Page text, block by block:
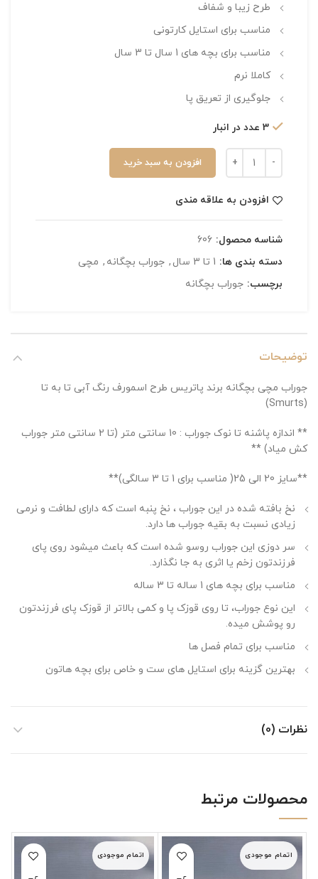
طرح زیبا و شفاف
مناسب برای استایل کارتونی
مناسب برای بچه های 1 سال تا 3 سال
کاملا نرم
جلوگیری از تعریق پا
3 عدد در انبار
افزودن به سبد خرید
افزودن به علاقه مندی
شناسه محصول: 606
دسته بندی ها: 1 تا 3 سال , جوراب بچگانه , مچی
برچسب: جوراب بچگانه
توضیحات
جوراب مچی بچگانه برند پاتریس طرح اسمورف رنگ آبی تا به تا
(Smurts)
** اندازه پاشنه تا نوک جوراب : 10 سانتی متر (تا 2 سانتی متر جوراب
کش میاد) **
**سایز 20 الی 25( مناسب برای 1 تا 3 سالگی)**
نخ بافته شده در این جوراب ، نخ پنبه است که دارای لطافت و نرمی
زیادی نسبت به بقیه جوراب ها دارد.
سر دوزی این جوراب روسو شده است که باعث میشود روی پای
فرزندتون زخم یا اثری به جا نگذارد.
مناسب برای بچه های 1 ساله تا 3 ساله
این نوع جوراب، تا روی قوزک پا و کمی بالاتر از قوزک پای فرزندتون
رو پوشش میده.
مناسب برای تمام فصل ها
بهترین گزینه برای استایل های ست و خاص برای بچه هاتون
نظرات (0)
محصولات مرتبط
اتمام موجودی اتمام موجودی